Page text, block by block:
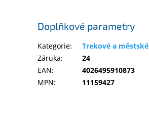
Doplňkové parametry
Kategorie:
Trekové a městské
Záruka:
24
EAN:
4026495910873
MPN: 11159427